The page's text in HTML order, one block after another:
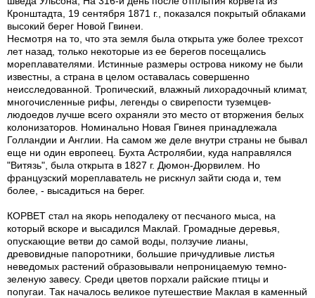
Кронштадта, 19 сентября 1871 г., показался покрытый облаками
высокий берег Новой Гвинеи.
Несмотря на то, что эта земля была открыта уже более трехсот
лет назад, только некоторые из ее берегов посещались
мореплавателями. Истинные размеры острова никому не были
известны, а страна в целом оставалась совершенно
неисследованной. Тропический, влажный лихорадочный климат,
многочисленные рифы, легенды о свирепости туземцев-
людоедов лучше всего охраняли это место от вторжения белых
колонизаторов. Номинально Новая Гвинея принадлежала
Голландии и Англии. На самом же деле внутри страны не бывал
еще ни один европеец. Бухта Астролябии, куда направлялся
"Витязь", была открыта в 1827 г. Дюмон-Дюрвилем. Но
французский мореплаватель не рискнул зайти сюда и, тем
более, - высадиться на берег.
КОРВЕТ стал на якорь неподалеку от песчаного мыса, на
который вскоре и высадился Маклай. Громадные деревья,
опускающие ветви до самой воды, ползучие лианы,
древовидные папоротники, большие причудливые листья
неведомых растений образовывали непроницаемую темно-
зеленую завесу. Среди цветов порхали райские птицы и
попугаи. Так началось великое путешествие Маклая в каменный